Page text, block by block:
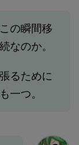
の瞬間移
なのか。
るために
一つ。